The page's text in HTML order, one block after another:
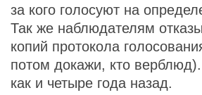
за кого голосуют на
Так же наблюдателям
копий протокола
потом докажи, кто
как и четыре года назад.